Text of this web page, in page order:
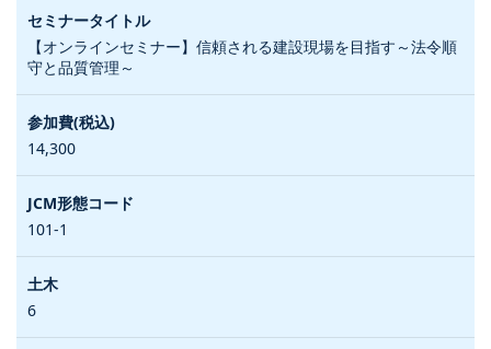
【オンラインセミナー】信頼される建設現場を目指す～法令順
守と品質管理～
14,300
101-1
6